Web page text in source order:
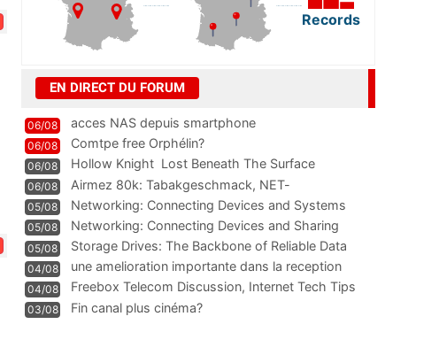
Records
EN DIRECT DU FORUM
06/08 acces NAS depuis smartphone
06/08 Comtpe free Orphélin?
06/08 Hollow Knight  Lost Beneath The Surface
06/08
Airmez 80k: Tabakgeschmack, NET-
Technologie und Leistung im
05/08 Networking: Connecting Devices and Systems
05/08
Networking: Connecting Devices and Sharing
Information
05/08
Storage Drives: The Backbone of Reliable Data
Management
04/08
une amelioration importante dans la reception
WIFI
04/08
Freebox Telecom Discussion, Internet Tech Tips
Communi
03/08 Fin canal plus cinéma?